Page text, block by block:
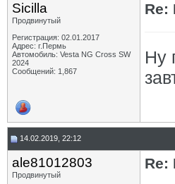
Sicilla
Продвинутый
Регистрация: 02.01.2017
Адрес: г.Пермь
Автомобиль: Vesta NG Cross SW
2024
Сообщений: 1,867
Re:
Ну
14.02.2019, 22:12
ale81012803
Продвинутый
Re: